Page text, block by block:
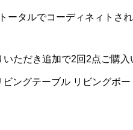
タルでコーディネィトされ
ただき追加で2回2点ご購入
ングテーブル リビングボー